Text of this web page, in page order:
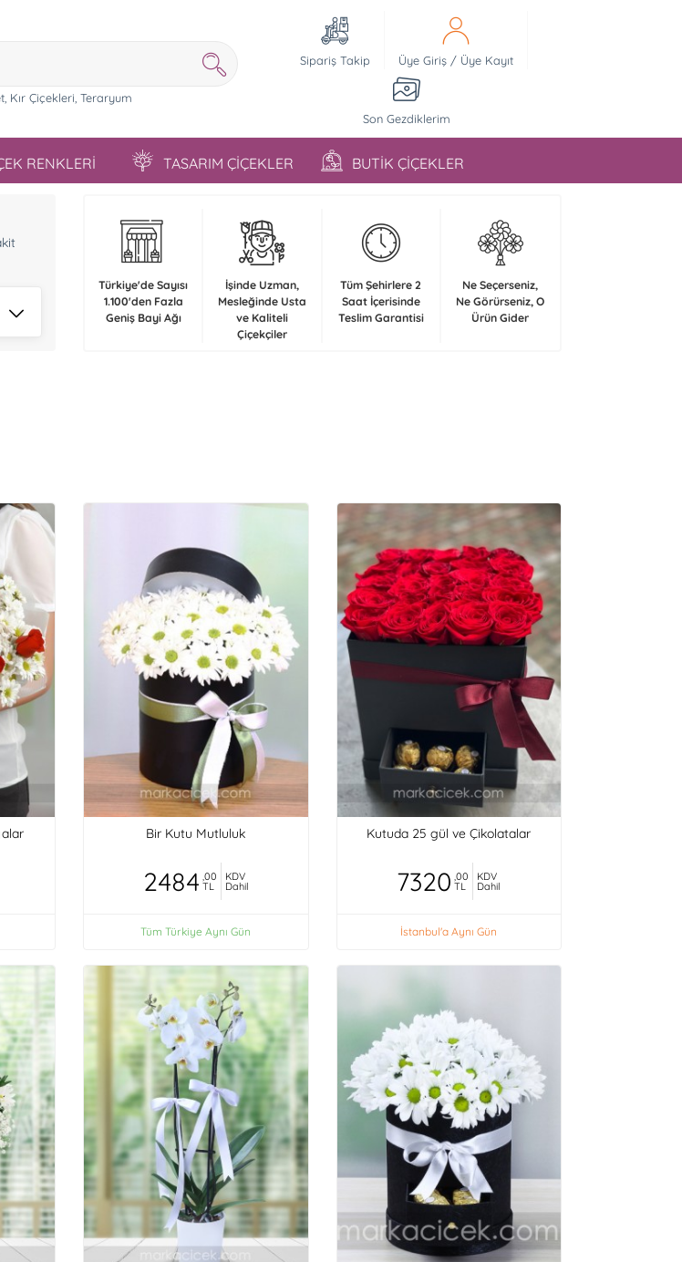
Kır Çiçekleri, Teraryum
Sipariş Takip Üye Giriş/ Üye Kayıt
Son Gezdiklerim
RENKLERİ TASARIM ÇİÇEKLER BUTİK ÇİÇEKLER
Türkiye'de Sayısı
1.100'den Fazla
Geniş Bayi Ağı
İşinde Uzman,
Mesleğinde Usta
ve Kaliteli
Çiçekçiler
Tüm Şehirlere 2
Saat İçerisinde
Teslim Garantisi
Ne Seçerseniz,
Ne Görürseniz, O
Ürün Gider
Bir Kutu Mutluluk
2484 ,00
TL
KDV
Dahil
Tüm Türkiye Aynı Gün
Kutuda 25 gül ve Çikolatalar
7320 ,00
TL
KDV
Dahil
İstanbul'a Aynı Gün